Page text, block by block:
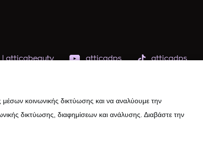
| atticabeauty atticadps atticadps
μέσων κοινωνικής δικτύωσης και να αναλύουμε την
δικτύωσης, διαφημίσεων και ανάλυσης. Διαβάστε την